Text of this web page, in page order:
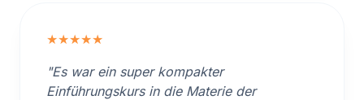
★★★★★
"Es war ein super kompakter
Einführungskurs in die Materie der